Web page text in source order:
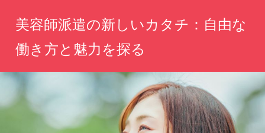
ツ
ス
美容師派遣の新しいカタチ：自由な
働き方と魅力を探る
分
し